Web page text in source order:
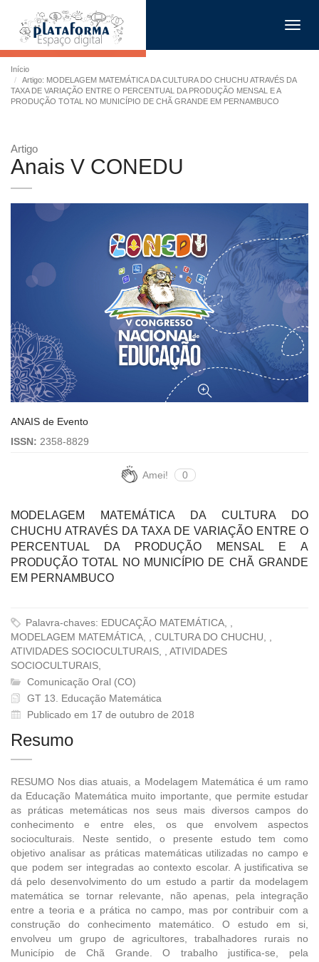
Início
Artigo: MODELAGEM MATEMÁTICA DA CULTURA DO CHUCHU ATRAVÉS DA
TAXA DE VARIAÇÃO ENTRE O PERCENTUAL DA PRODUÇÃO MENSAL E A
PRODUÇÃO TOTAL NO MUNICÍPIO DE CHÃ GRANDE EM PERNAMBUCO
Artigo
Anais V CONEDU
ANAIS de Evento
ISSN: 2358-8829
Amei! 0
MODELAGEM MATEMÁTICA DA CULTURA DO
CHUCHU ATRAVÉS DA TAXA DE VARIAÇÃO ENTRE O
PERCENTUAL DA PRODUÇÃO MENSAL E A
PRODUÇÃO TOTAL NO MUNICÍPIO DE CHÃ GRANDE
EM PERNAMBUCO
Palavra-chaves: EDUCAÇÃO MATEMÁTICA, ,
MODELAGEM MATEMÁTICA, , CULTURA DO CHUCHU, ,
ATIVIDADES SOCIOCULTURAIS, , ATIVIDADES
SOCIOCULTURAIS,
Comunicação Oral (CO)
GT 13. Educação Matemática
Publicado em 17 de outubro de 2018
Resumo
RESUMO Nos dias atuais, a Modelagem Matemática é um ramo
da Educação Matemática muito importante, que permite estudar
as práticas metemáticas nos seus mais diversos campos do
conhecimento e entre eles, os que envolvem aspectos
socioculturais. Neste sentido, o presente estudo tem como
objetivo analisar as práticas matemáticas utilizadas no campo e
que podem ser integradas ao contexto escolar. A justificativa se
dá pelo desenvolvimento do um estudo a partir da modelagem
matemática se tornar relevante, não apenas, pela integração
entre a teoria e a prática no campo, mas por contribuir com a
construção do conhecimento matemático. O estudo em si,
envolveu um grupo de agricultores, trabalhadores rurais no
Município de Chã Grande. O trabalho justifica-se, pela